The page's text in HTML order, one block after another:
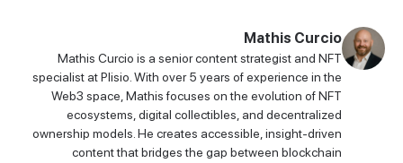
Mathis Curcio
Mathis Curcio is a senior content strategist and NFT
specialist at Plisio. With over 5 years of experience in the
Web3 space, Mathis focuses on the evolution of NFT
ecosystems, digital collectibles, and decentralized
ownership models. He creates accessible, insight-driven
content that bridges the gap between blockchain